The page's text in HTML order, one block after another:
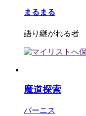
まるまる
語り継がれる者
魔道探索
バーニス